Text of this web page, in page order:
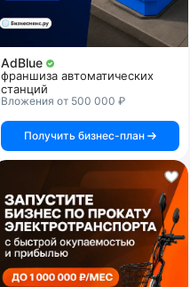
AdBlue
франшиза автоматических
станций
Вложения от 500 000 ₽
Получить бизнес-план